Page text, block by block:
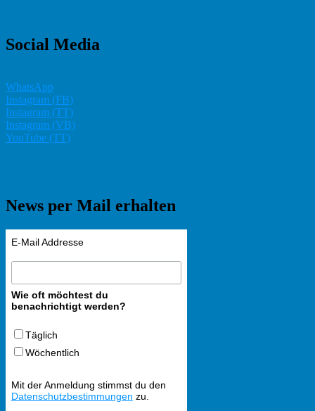
Social Media
WhatsApp
Instagram (FB)
Instagram (TT)
Instagram (VB)
YouTube (TT)
News per Mail erhalten
E-Mail Addresse
Wie oft möchtest du
benachrichtigt werden?
Täglich
Wöchentlich
Mit der Anmeldung stimmst du den
Datenschutzbestimmungen zu.